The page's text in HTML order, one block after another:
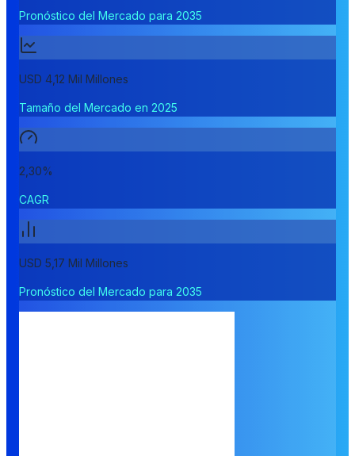
Pronóstico del Mercado para 2035
USD 4,12 Mil Millones
Tamaño del Mercado en 2025
2,30%
CAGR
USD 5,17 Mil Millones
Pronóstico del Mercado para 2035